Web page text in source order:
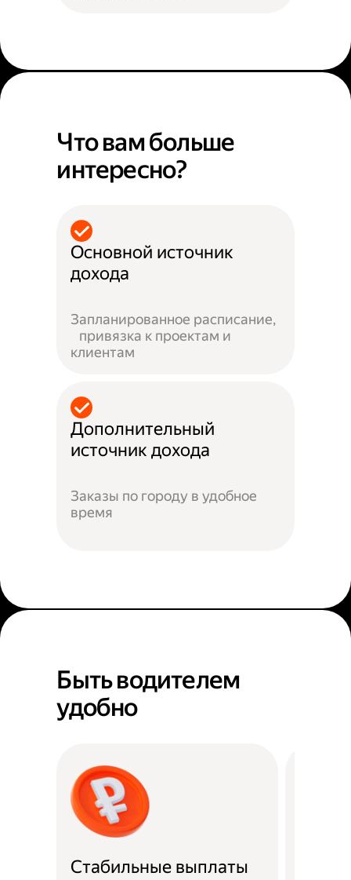
Что вам больше
интересно?
Основной источник
дохода
Запланированное расписание,
привязка к проектам и
клиентам
Дополнительный
источник дохода
Заказы по городу в удобное
время
Быть водителем
удобно
Стабильные выплаты